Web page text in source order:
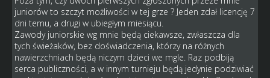
juniorów to szczyt możliwości w tej grze ? Jeden zdał licencję 7
dni temu, a drugi w ubiegłym miesiącu.
Zawody juniorskie wg mnie będą ciekawsze, zwłaszcza dla
tych świeżaków, bez doświadczenia, którzy na różnych
nawierzchniach będą niczym dzieci we mgle. Raz podbiją
serca publiczności, a w innym turnieju będą jedynie podziwiać